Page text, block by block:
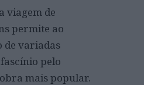
viagem de
permite ao
de variadas
pelo
mais popular.